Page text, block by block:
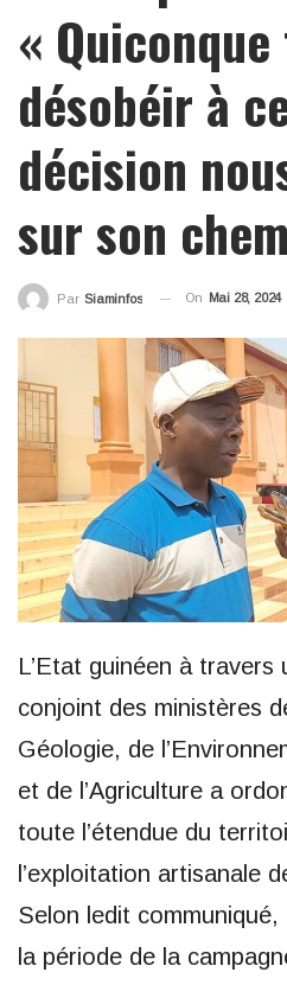
«
désobéir à
décision
sur son
Par Siaminfos On Mai 28, 2024
L’Etat guinéen à travers
conjoint des ministères
Géologie, de
et de l’Agriculture a
toute l’étendue du
l’exploitation artisanale
Selon ledit communiqué,
la période de la